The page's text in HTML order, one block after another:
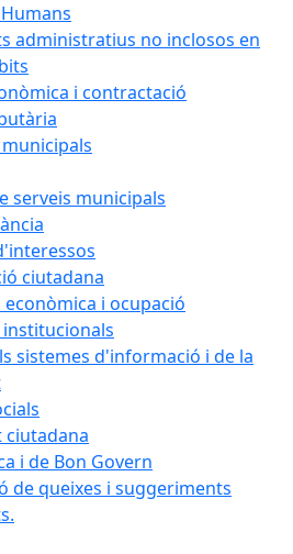
administratius no inclosos en
i contractació
serveis municipals
ciutadana
i ocupació
institucionals
sistemes d'informació i de la
ciutadana
i de Bon Govern
de queixes i suggeriments